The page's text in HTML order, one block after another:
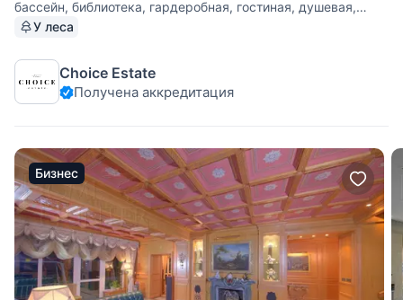
бассейн, библиотека, гардеробная, гостиная, душевая,
кухня, постирочная, прихожая, санузел - 2, сауна, спальня
столовая, терраса 2 этаж: спальня с гардеробной и
санузлом - 2, холл
У леса
Choice Estate
Получена аккредитация
Бизнес